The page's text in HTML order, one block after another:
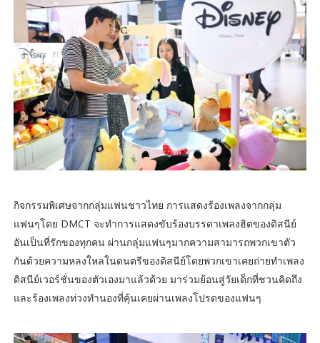
กิจกรรมพิเศษจากกลุ่มแฟนชาวไทย การแสดงร้องเพลงจากกลุ่ม
แฟนๆโดย DMCT จะทำการแสดงขับร้องบรรดาเพลงฮิตของดิสนีย์
อันเป็นที่รักของทุกคน ผ่านกลุ่มแฟนๆมากความสามารถพวกเขาตัว
กันด้วยความหลงใหลในดนตรีของดิสนีย์โดยพวกเขาเคยถ่ายทำเพลง
ดิสนีย์เวอร์ชั่นของตัวเองมาแล้วด้วย มาร่วมย้อนสู่วัยเด็กที่ชวนคิดถึง
และร้องเพลงท่วงทำนองที่คุ้นเคยผ่านเพลงโปรดของแฟนๆ